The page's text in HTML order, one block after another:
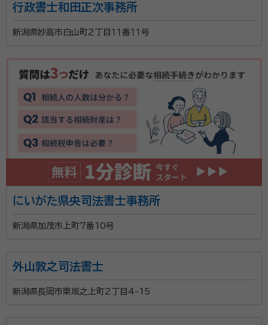
行政書士和田正次事務所
新潟県妙高市白山町２丁目１１番１１号
にいがた県央司法書士事務所
新潟県加茂市上町7番10号
外山敦之司法書士
新潟県長岡市東坂之上町2丁目4-15